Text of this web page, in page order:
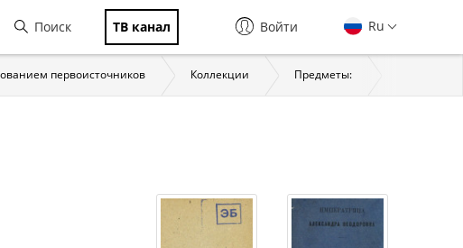
Поиск ТВ канал Ru
Войти
первоисточников Коллекции Предметы: